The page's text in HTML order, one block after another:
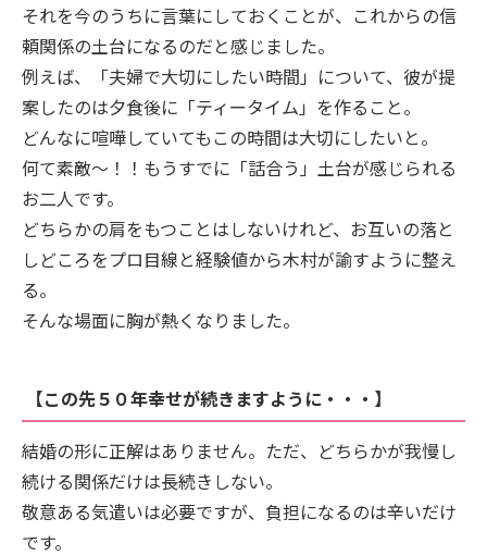
それを今のうちに言葉にしておくことが、これからの信
頼関係の土台になるのだと感じました。
例えば、「夫婦で大切にしたい時間」について、彼が提
案したのは夕食後に「ティータイム」を作ること。
どんなに喧嘩していてもこの時間は大切にしたいと。
何て素敵～！！もうすでに「話合う」土台が感じられる
お二人です。
どちらかの肩をもつことはしないけれど、お互いの落と
しどころをプロ目線と経験値から木村が諭すように整え
る。
そんな場面に胸が熱くなりました。
【この先５０年幸せが続きますように・・・】
結婚の形に正解はありません。ただ、どちらかが我慢し
続ける関係だけは長続きしない。
敬意ある気遣いは必要ですが、負担になるのは辛いだけ
です。